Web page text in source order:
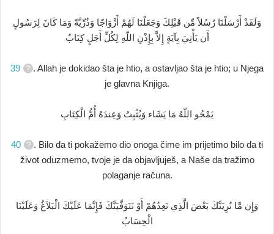
وَلَقَدْ أَرْسَلْنَا رُسُلاً مِّن قَبْلِكَ وَجَعَلْنَا لَهُمْ أَزْوَاجًا وَذُرِّيَّةً وَمَا كَانَ لِرَسُولٍ
أَن يَأْتِيَ بِآيَةٍ إِلاَّ بِإِذْنِ اللّهِ لِكُلِّ أَجَلٍ كِتَابٌ
39
. Allah je dokidao šta je htio, a ostavljao šta je htio; u Njega
je glavna Knjiga.
يَمْحُو اللّهُ مَا يَشَاء وَيُثْبِتُ وَعِندَهُ أُمُّ الْكِتَابِ
40
. Bilo da ti pokažemo dio onoga čime im prijetimo bilo da ti
život oduzmemo, tvoje je da objavljuješ, a Naše da tražimo
polaganje računa.
وَإِن مَّا نُرِيَنَّكَ بَعْضَ الَّذِي نَعِدُهُمْ أَوْ نَتَوَفَّيَنَّكَ فَإِنَّمَا عَلَيْكَ الْبَلاَغُ وَعَلَيْنَا
الْحِسَابُ